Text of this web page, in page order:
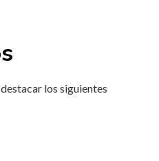
los siguientes